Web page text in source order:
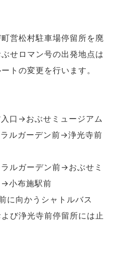
営松村駐車場停留所を廃
せロマン号の出発地点は
トの変更を行います。
口→おぶせミュージアム
ルガーデン前→浄光寺前
ルガーデン前→おぶせミ
小布施駅前
に向かうシャトルバス
び浄光寺前停留所には止